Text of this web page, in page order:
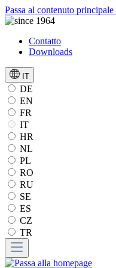
Passa al contenuto principale
Contatto
Downloads
IT
DE
EN
FR
IT
HR
NL
PL
RO
RU
SE
ES
CZ
TR